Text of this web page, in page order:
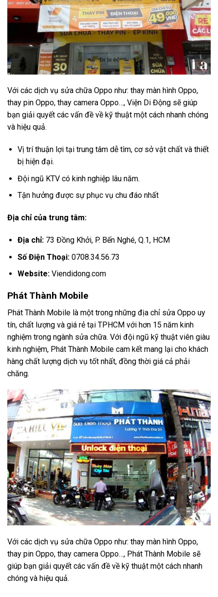
Với các dịch vụ sửa chữa Oppo như: thay màn hình Oppo,
thay pin Oppo, thay camera Oppo…, Viện Di Động sẽ giúp
bạn giải quyết các vấn đề về kỹ thuật một cách nhanh chóng
và hiệu quả.
Vị trí thuận lợi tại trung tâm dễ tìm, cơ sở vật chất và thiết
bị hiện đại.
Đội ngũ KTV có kinh nghiệp lâu năm.
Tận hưởng được sự phục vụ chu đáo nhất
Địa chỉ của trung tâm:
Địa chỉ:73 Đồng Khởi, P. Bến Nghé, Q.1, HCM
Số Điện Thoại:0708.34.56.73
Website:Viendidong.com
Phát Thành Mobile
Phát Thành Mobile là một trong những địa chỉ sửa Oppo uy
tín, chất lượng và giá rẻ tại TPHCM với hơn 15 năm kinh
nghiệm trong ngành sửa chữa. Với đội ngũ kỹ thuật viên giàu
kinh nghiệm, Phát Thành Mobile cam kết mang lại cho khách
hàng chất lượng dịch vụ tốt nhất, đồng thời giá cả phải
chăng.
Với các dịch vụ sửa chữa Oppo như: thay màn hình Oppo,
thay pin Oppo, thay camera Oppo…, Phát Thành Mobile sẽ
giúp bạn giải quyết các vấn đề về kỹ thuật một cách nhanh
chóng và hiệu quả.